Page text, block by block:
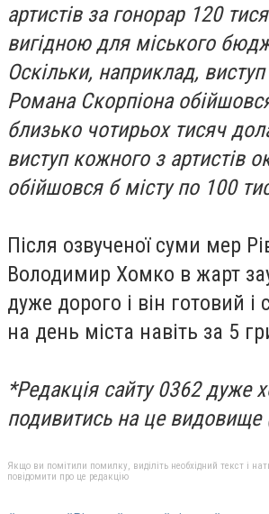
артистів за гонорар 120
вигідною для міського
Оскільки, наприклад,
Романа Скорпіона
близько чотирьох тисяч
виступ кожного з артистів
обійшовся б місту по 100
Після озвученої суми мер
Володимир Хомко в жарт
дуже дорого і він готовий і
на день міста навіть за 5
*Редакція сайту 0362 дуже
подивитись на це
Якщо ви помітили помилку, виділіть необхідний текст і
повідомити про це редакцію